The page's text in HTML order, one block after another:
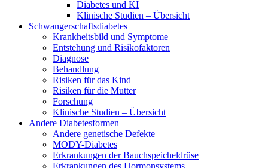
Diabetes und KI
Klinische Studien – Übersicht
Schwangerschaftsdiabetes
Krankheitsbild und Symptome
Entstehung und Risikofaktoren
Diagnose
Behandlung
Risiken für das Kind
Risiken für die Mutter
Forschung
Klinische Studien – Übersicht
Andere Diabetesformen
Andere genetische Defekte
MODY-Diabetes
Erkrankungen der Bauchspeicheldrüse
Erkrankungen des Hormonsystems